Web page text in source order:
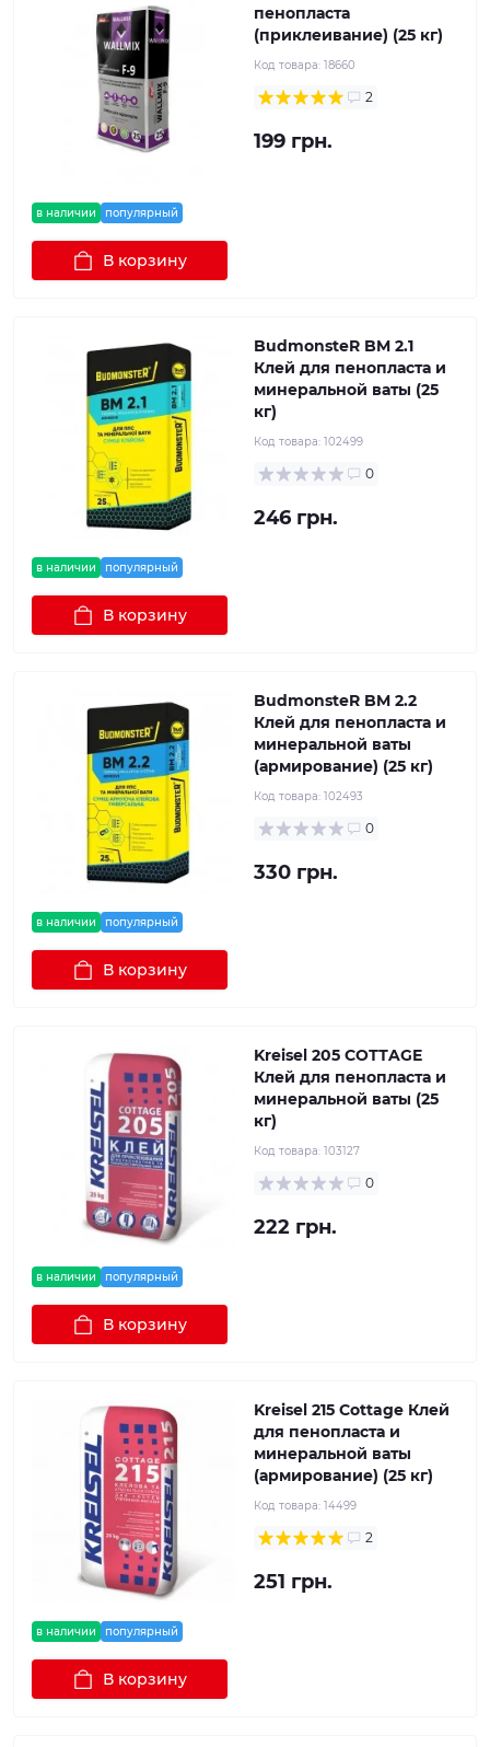
в наличии популярный
пенопласта
(приклеивание) (25 кг)
Код товара: 18660
2
199 грн.
В корзину
в наличии популярный
BudmonsteR BM 2.1
Клей для пенопласта и
минеральной ваты (25
кг)
Код товара: 102499
0
246 грн.
В корзину
в наличии популярный
BudmonsteR BM 2.2
Клей для пенопласта и
минеральной ваты
(армирование) (25 кг)
Код товара: 102493
0
330 грн.
В корзину
в наличии популярный
Kreisel 205 СОТТAGE
Клей для пенопласта и
минеральной ваты (25
кг)
Код товара: 103127
0
222 грн.
В корзину
в наличии популярный
Kreisel 215 Cottage Клей
для пенопласта и
минеральной ваты
(армирование) (25 кг)
Код товара: 14499
2
251 грн.
В корзину